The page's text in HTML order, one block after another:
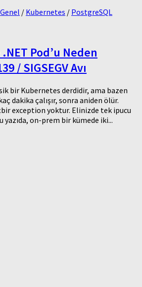
Genel / Kubernetes / PostgreSQL
Pod’u Neden
/ SIGSEGV Avı
bir Kubernetes derdidir, ama bazen
dakika çalışır, sonra aniden ölür.
exception yoktur. Elinizde tek ipucu
yazıda, on-prem bir kümede iki...